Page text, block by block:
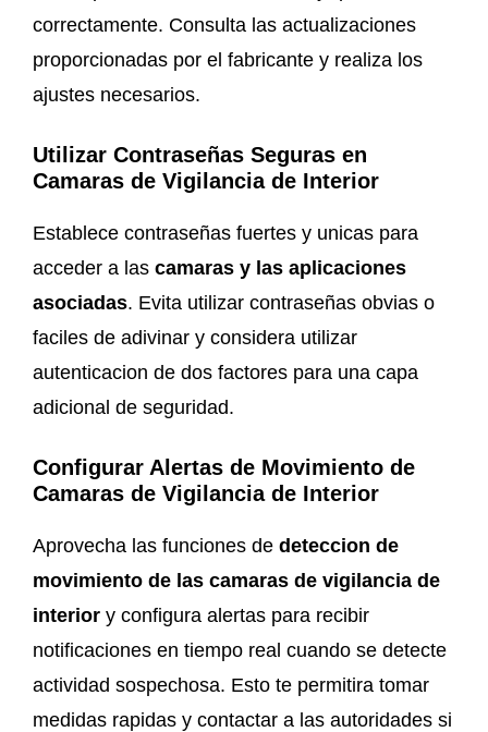
correctamente. Consulta las actualizaciones
proporcionadas por el fabricante y realiza los
ajustes necesarios.
Utilizar Contraseñas Seguras en
Camaras de Vigilancia de Interior
Establece contraseñas fuertes y unicas para
acceder a las camaras y las aplicaciones
asociadas. Evita utilizar contraseñas obvias o
faciles de adivinar y considera utilizar
autenticacion de dos factores para una capa
adicional de seguridad.
Configurar Alertas de Movimiento de
Camaras de Vigilancia de Interior
Aprovecha las funciones de deteccion de
movimiento de las camaras de vigilancia de
interior y configura alertas para recibir
notificaciones en tiempo real cuando se detecte
actividad sospechosa. Esto te permitira tomar
medidas rapidas y contactar a las autoridades si